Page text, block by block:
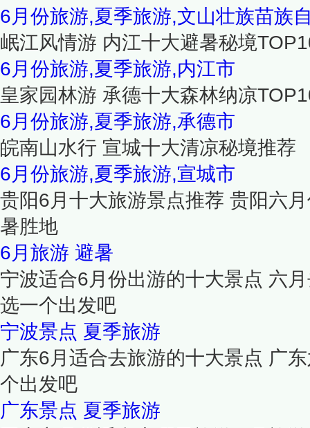
6月份旅游,夏季旅游,文山壮族苗族
岷江风情游 内江十大避暑秘境
6月份旅游,夏季旅游,内江市
皇家园林游 承德十大森林纳凉
6月份旅游,夏季旅游,承德市
皖南山水行 宣城十大清凉秘境推荐
6月份旅游,夏季旅游,宣城市
贵阳6月十大旅游景点推荐 贵阳六
暑胜地
6月旅游 避暑
宁波适合6月份出游的十大景点 六
选一个出发吧
宁波景点 夏季旅游
广东6月适合去旅游的十大景点 广
个出发吧
广东景点 夏季旅游